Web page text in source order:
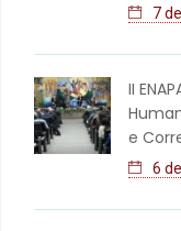
7
II
e
6